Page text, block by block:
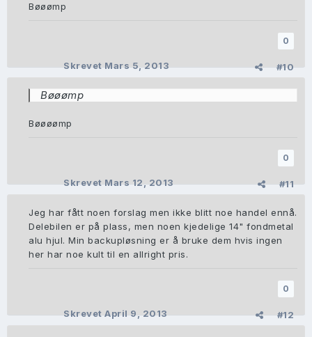
Bøøømp
0
#10
SkrevetMars 5, 2013
Bøøømp
Bøøøømp
0
#11
SkrevetMars 12, 2013
Jeg har fått noen forslag men ikke blitt noe handel ennå.
Delebilen er på plass, men noen kjedelige 14" fondmetal
alu hjul. Min backupløsning er å bruke dem hvis ingen
her har noe kult til en allright pris.
0
#12
SkrevetApril 9, 2013